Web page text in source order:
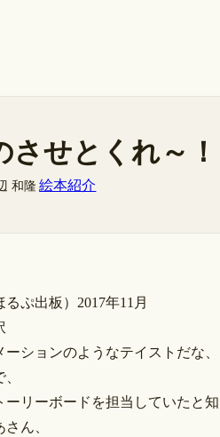
せとくれ～！
和隆 絵本紹介
ぷ出板）2017年11月
ションのようなテイストだな、
リーボードを担当していたと知
ん、